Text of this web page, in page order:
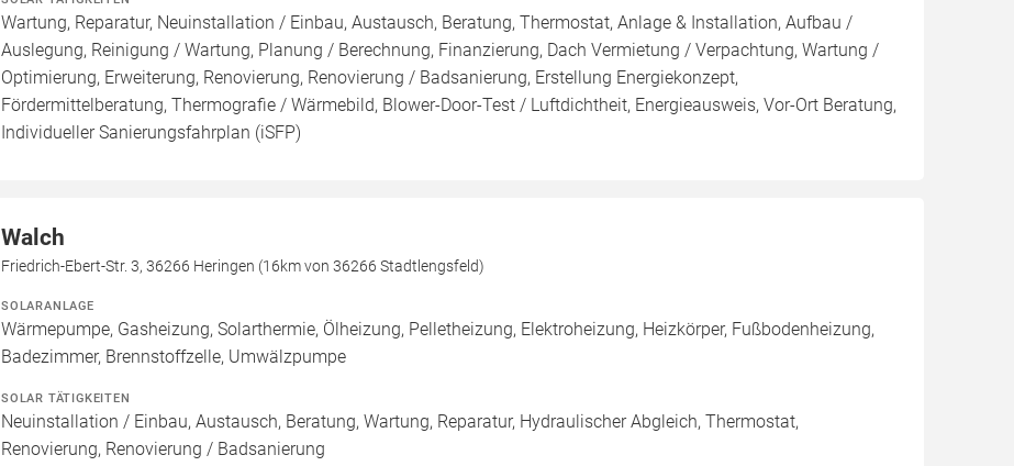
Wartung, Reparatur, Neuinstallation / Einbau, Austausch, Beratung, Thermostat, Anlage & Installation, Aufbau /
Auslegung, Reinigung / Wartung, Planung / Berechnung, Finanzierung, Dach Vermietung / Verpachtung, Wartung /
Optimierung, Erweiterung, Renovierung, Renovierung / Badsanierung, Erstellung Energiekonzept,
Fördermittelberatung, Thermografie / Wärmebild, Blower-Door-Test / Luftdichtheit, Energieausweis, Vor-Ort Beratung,
Individueller Sanierungsfahrplan (iSFP)
Walch
Friedrich-Ebert-Str. 3, 36266 Heringen (16km von 36266 Stadtlengsfeld)
SOLARANLAGE
Wärmepumpe, Gasheizung, Solarthermie, Ölheizung, Pelletheizung, Elektroheizung, Heizkörper, Fußbodenheizung,
Badezimmer, Brennstoffzelle, Umwälzpumpe
SOLAR TÄTIGKEITEN
Neuinstallation / Einbau, Austausch, Beratung, Wartung, Reparatur, Hydraulischer Abgleich, Thermostat,
Renovierung, Renovierung / Badsanierung